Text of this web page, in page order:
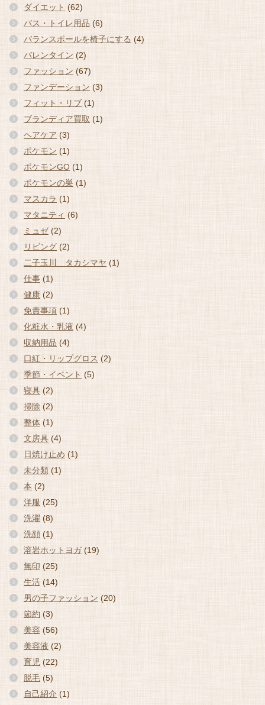
ダイエット (62)
バス・トイレ用品 (6)
バランスボールを椅子にする (4)
バレンタイン (2)
ファッション (67)
ファンデーション (3)
フィット・リブ(1)
ブランディア買取 (1)
ヘアケア (3)
ポケモン (1)
ポケモンGO (1)
ポケモンの巣 (1)
マスカラ (1)
マタニティ (6)
ミュゼ(2)
リビング (2)
二子玉川 タカシマヤ (1)
仕事 (1)
健康 (2)
免責事項 (1)
化粧水・乳液 (4)
収納用品 (4)
口紅・リップグロス (2)
季節・イベント (5)
寝具 (2)
掃除 (2)
整体 (1)
文房具 (4)
日焼け止め (1)
未分類 (1)
本 (2)
洋服 (25)
洗濯 (8)
洗顔 (1)
溶岩ホットヨガ(19)
無印 (25)
生活 (14)
男の子ファッション (20)
節約 (3)
美容 (56)
美容液 (2)
育児 (22)
脱毛 (5)
自己紹介 (1)